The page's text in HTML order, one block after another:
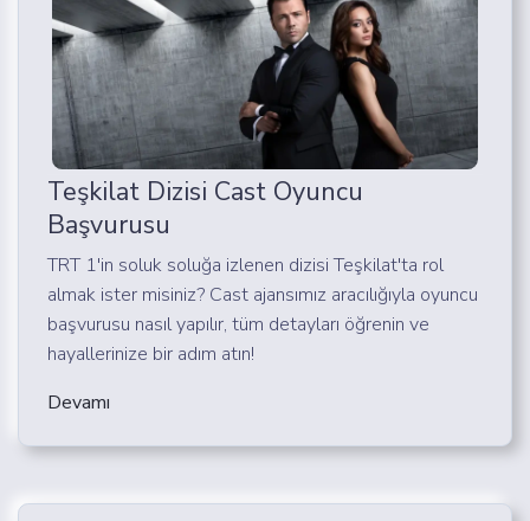
Teşkilat Dizisi Cast Oyuncu
Başvurusu
TRT 1'in soluk soluğa izlenen dizisi Teşkilat'ta rol
almak ister misiniz? Cast ajansımız aracılığıyla oyuncu
başvurusu nasıl yapılır, tüm detayları öğrenin ve
hayallerinize bir adım atın!
Devamı